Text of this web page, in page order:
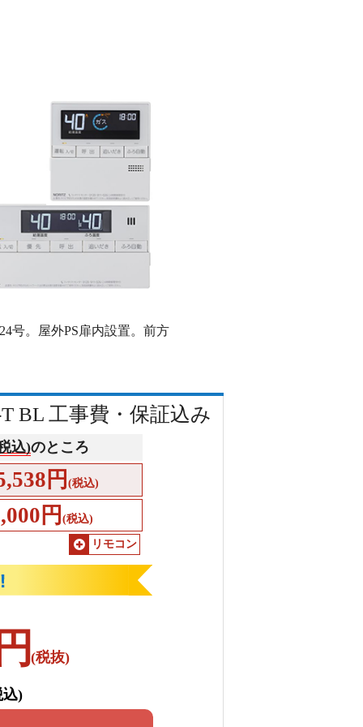
号。屋外PS扉内設置。前方
BL 工事費・保証込み
込)のところ
円(税込)
円(税込)
リモコン
(税抜)
)